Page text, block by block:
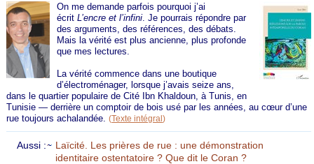
On me demande parfois pourquoi j’ai
écritL’encre et l’infini . Je pourrais répondre par
des arguments, des références, des débats.
Mais la vérité est plus ancienne, plus profonde
que mes lectures.
La vérité commence dans une boutique
d’électroménager, lorsque j’avais seize ans,
dans le quartier populaire de Cité Ibn Khaldoun, à Tunis, en
Tunisie — derrière un comptoir de bois usé par les années, au cœur d’une
rue toujours achalandée.(Texte intégral)
Aussi :
Laïcité. Les prières de rue : une démonstration
identitaire ostentatoire ? Que dit le Coran ?